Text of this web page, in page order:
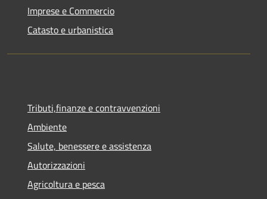
Imprese e Commercio
Catasto e urbanistica
Tributi,finanze e contravvenzioni
Ambiente
Salute, benessere e assistenza
Autorizzazioni
Agricoltura e pesca